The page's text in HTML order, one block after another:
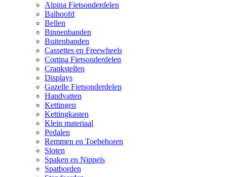
Alpina Fietsonderdelen
Balhoofd
Bellen
Binnenbanden
Buitenbanden
Cassettes en Freewheels
Cortina Fietsonderdelen
Crankstellen
Displays
Gazelle Fietsonderdelen
Handvatten
Kettingen
Kettingkasten
Klein materiaal
Pedalen
Remmen en Toebehoren
Sloten
Spaken en Nippels
Spatborden